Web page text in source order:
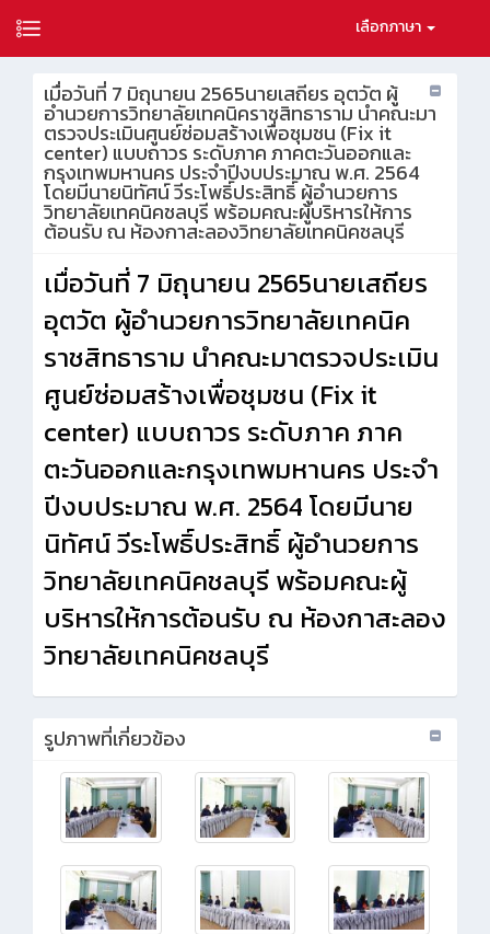
เลือกภาษา
เมื่อวันที่ 7 มิถุนายน 2565นายเสถียร อุตวัต ผู้
อำนวยการวิทยาลัยเทคนิคราชสิทธาราม นำคณะมา
ตรวจประเมินศูนย์ซ่อมสร้างเพื่อชุมชน (Fix it
center) แบบถาวร ระดับภาค ภาคตะวันออกและ
กรุงเทพมหานคร ประจำปีงบประมาณ พ.ศ. 2564
โดยมีนายนิทัศน์ วีระโพธิ์ประสิทธิ์ ผู้อำนวยการ
วิทยาลัยเทคนิคชลบุรี พร้อมคณะผู้บริหารให้การ
ต้อนรับ ณ ห้องกาสะลองวิทยาลัยเทคนิคชลบุรี
เมื่อวันที่ 7 มิถุนายน 2565นายเสถียร
อุตวัต ผู้อำนวยการวิทยาลัยเทคนิค
ราชสิทธาราม นำคณะมาตรวจประเมิน
ศูนย์ซ่อมสร้างเพื่อชุมชน (Fix it
center) แบบถาวร ระดับภาค ภาค
ตะวันออกและกรุงเทพมหานคร ประจำ
ปีงบประมาณ พ.ศ. 2564 โดยมีนาย
นิทัศน์ วีระโพธิ์ประสิทธิ์ ผู้อำนวยการ
วิทยาลัยเทคนิคชลบุรี พร้อมคณะผู้
บริหารให้การต้อนรับ ณ ห้องกาสะลอง
วิทยาลัยเทคนิคชลบุรี
รูปภาพที่เกี่ยวข้อง